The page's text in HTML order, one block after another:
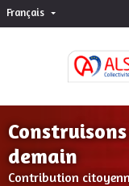
Français Choisir la langue
demain
Contribution